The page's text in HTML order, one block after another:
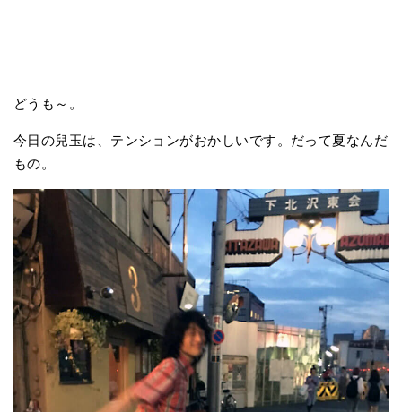
どうも～。
今日の兒玉は、テンションがおかしいです。だって夏なんだ
もの。